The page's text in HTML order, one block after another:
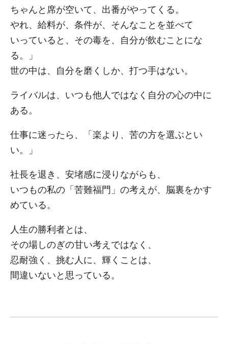
ちゃんと席が空いて、出番がやってくる。
やれ、給料が、条件が、そんなことを並べて
いっていると、その毒を、自分が飲むことにな
る。」
世の中は、自分を磨くしか、打つ手はない。
ライバルは、いつも他人ではなく自分の心の中に
ある。
仕事に迷ったら、「楽より、苦の方を選ぶとい
い。」
社長を退き、安堵感に浸りながらも、
いつもの私の「苦難福門」の考えが、脳裏をかす
めている。
人生の勝利者とは、
その場しのぎの甘い考えではなく、
忍耐強く、挑む人に、輝くことは、
間違いないと思っている。